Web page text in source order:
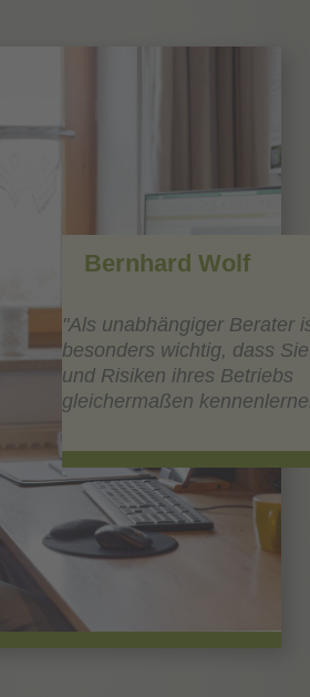
Bernhard Wolf
"Als unabhängiger Berater
besonders wichtig, dass
und Risiken ihres Betriebs
gleichermaßen